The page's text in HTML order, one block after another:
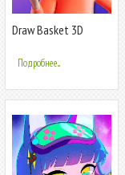
Draw Basket 3D
Подробнее...